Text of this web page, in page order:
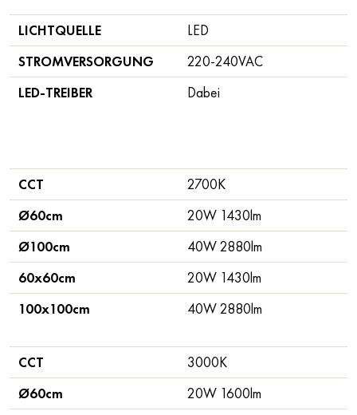
CCT
2700K
Ø60cm
20W 1430lm
Ø100cm
40W 2880lm
60x60cm
20W 1430lm
100x100cm
40W 2880lm
CCT
3000K
Ø60cm
20W 1600lm
LICHTQUELLE
LED
STROMVERSORGUNG
220-240VAC
LED-TREIBER
Dabei